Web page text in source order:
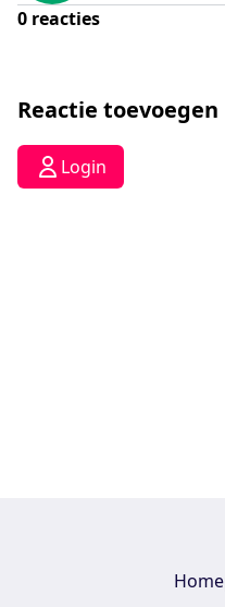
0 reacties
Reactie toevoegen
Login